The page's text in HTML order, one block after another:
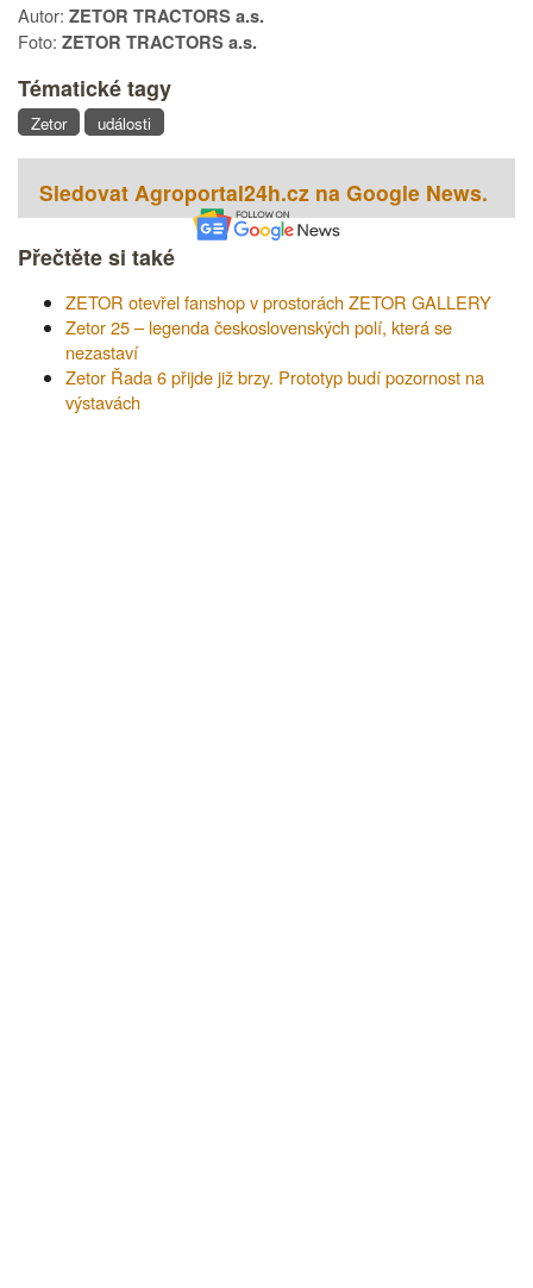
Autor: ZETOR TRACTORS a.s.
Foto: ZETOR TRACTORS a.s.
Tématické tagy
Zetor události
Sledovat Agroportal24h.cz na Google News.
Přečtěte si také
ZETOR otevřel fanshop v prostorách ZETOR GALLERY
Zetor 25 – legenda československých polí, která se
nezastaví
Zetor Řada 6 přijde již brzy. Prototyp budí pozornost na
výstavách